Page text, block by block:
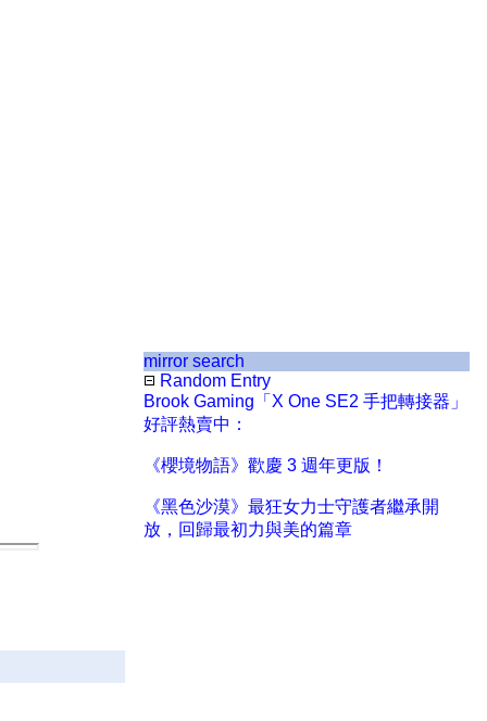
mirror search
Random Entry
Brook Gaming「X One SE2 手把轉接器」
好評熱賣中：
《櫻境物語》歡慶 3 週年更版！
《黑色沙漠》最狂女力士守護者繼承開
放，回歸最初力與美的篇章